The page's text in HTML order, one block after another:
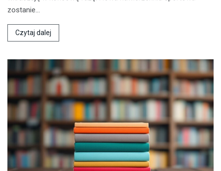
zostanie…
Czytaj dalej